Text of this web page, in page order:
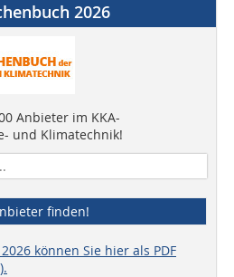
2026
Anbieter im KKA-
und Klimatechnik!
finden!
können Sie hier als PDF